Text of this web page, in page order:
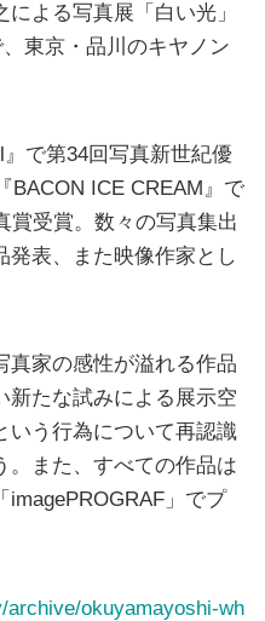
よる写真展「白い光」
東京・品川のキヤノン
で第34回写真新世紀優
BACON ICE CREAM』で
賞受賞。数々の写真集出
発表、また映像作家とし
真家の感性が溢れる作品
新たな試みによる展示空
いう行為について再認識
。また、すべての作品は
」でプ
okuyamayoshi-wh